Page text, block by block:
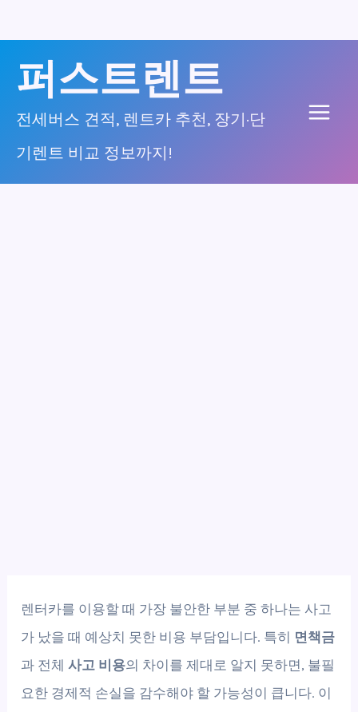
너
퍼스트렌트
전세버스 견적, 렌트카 추천, 장기·단
기렌트 비교 정보까지!
렌터카를 이용할 때 가장 불안한 부분 중 하나는 사고
가 났을 때 예상치 못한 비용 부담입니다. 특히 면책금
과 전체사고 비용의 차이를 제대로 알지 못하면, 불필
요한 경제적 손실을 감수해야 할 가능성이 큽니다. 이